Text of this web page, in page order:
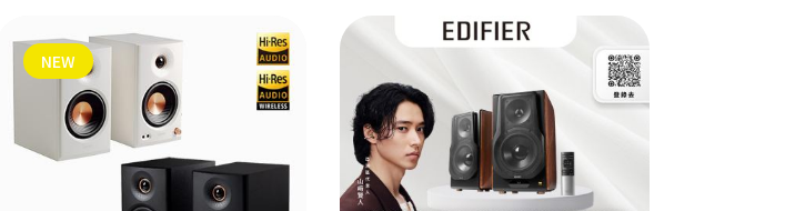
音訊ｘANC 主動降噪 -50dB 個人劇院帶著走
Ｘ-45dB 主動降噪Ｘ支援快充
迷你聲霸 7.1 環繞音效 身歷其境
艦店】 週週好禮現在領🎁！
載卓越的科技，帶您體驗不凡的聲音之旅
NEW